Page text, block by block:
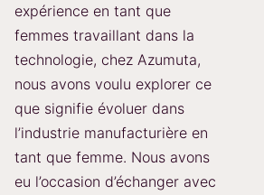
expérience en tant que
femmes travaillant dans la
technologie, chez Azumuta,
nous avons voulu explorer ce
que signifie évoluer dans
l’industrie manufacturière en
tant que femme. Nous avons
eu l’occasion d’échanger avec